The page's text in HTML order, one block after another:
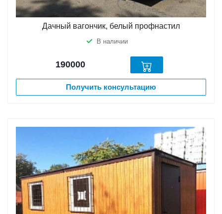
Дачный вагончик, белый профнастил
В наличии
190000
Получить консультацию